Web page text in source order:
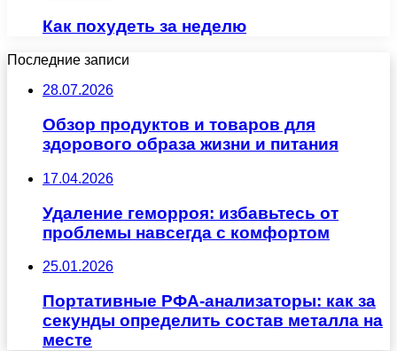
Как похудеть за неделю
Последние записи
28.07.2026
Обзор продуктов и товаров для
здорового образа жизни и питания
17.04.2026
Удаление геморроя: избавьтесь от
проблемы навсегда с комфортом
25.01.2026
Портативные РФА-анализаторы: как за
секунды определить состав металла на
месте